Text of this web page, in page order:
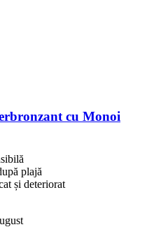
cu Monoi
plajă
și deteriorat